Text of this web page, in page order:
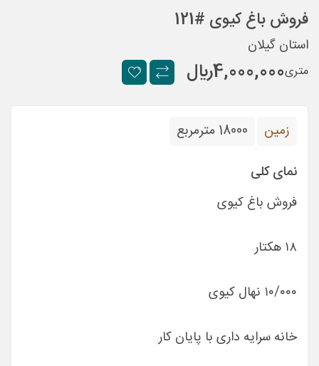
فروش باغ کیوی #121
استان گیلان
متری4,000,000ريال
زمین
18000 مترمربع
نمای کلی
فروش باغ کیوی
۱۸ هکتار
۱۰/۰۰۰ نهال کیوی
خانه سرایه داری با پایان کار